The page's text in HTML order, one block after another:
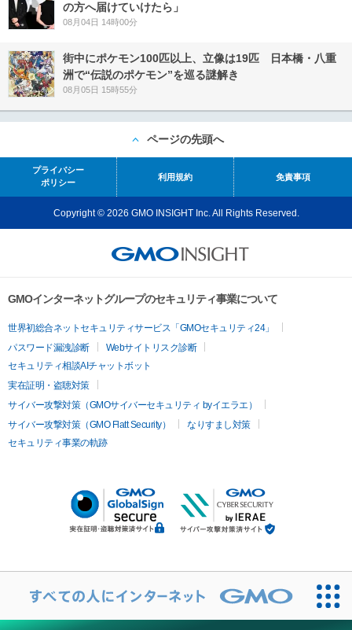
の方へ届けていけたら」
08月04日 14時00分
街中にポケモン100匹以上、立像は19匹 日本橋・八重
洲で“伝説のポケモン”を巡る謎解き
08月05日 15時55分
ページの先頭へ
プライバシー
ポリシー
利用規約 免責事項
Copyright © 2026 GMO INSIGHT Inc. All Rights Reserved.
GMOインターネットグループのセキュリティ事業について
世界初総合ネットセキュリティサービス「GMOセキュリティ24」
パスワード漏洩診断
Webサイトリスク診断
セキュリティ相談AIチャットボット
実在証明・盗聴対策
サイバー攻撃対策（GMOサイバーセキュリティ byイエラエ）
サイバー攻撃対策（GMO Flatt Security）
なりすまし対策
セキュリティ事業の軌跡